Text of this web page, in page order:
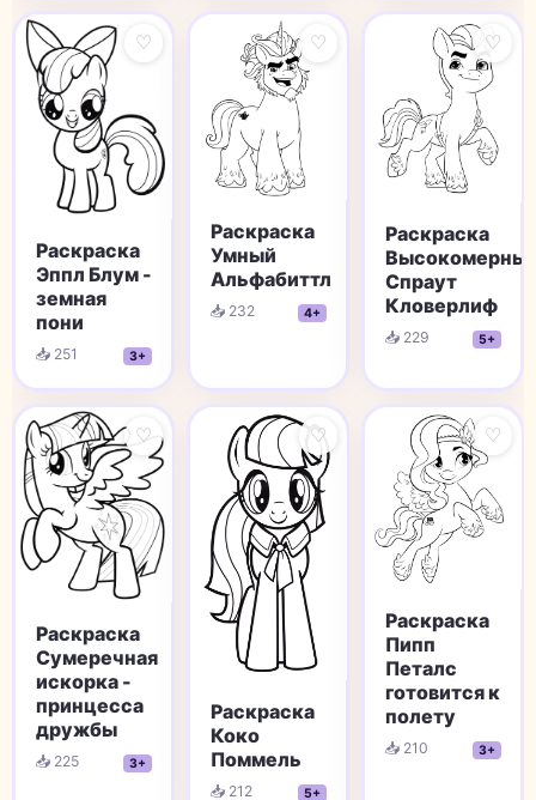
♡
Раскраска
Эппл Блум -
земная
пони
📥 251 3+
♡
Раскраска
Умный
Альфабиттл
📥 232 4+
♡
Раскраска
Спраут
Кловерлиф
📥 229 5+
♡
Раскраска
Сумеречная
искорка -
принцесса
дружбы
📥 225 3+
♡
Раскраска
Коко
Поммель
📥 212 5+
♡
Раскраска
Пипп
Петалс
готовится к
полету
📥 210 3+